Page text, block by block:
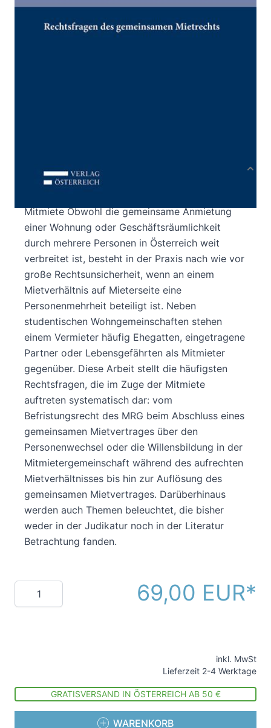
Verlag: Österreich 21.08.2017
Buch 312 Seiten
Produktbeschreibung
Mitmiete Obwohl die gemeinsame Anmietung
einer Wohnung oder Geschäftsräumlichkeit
durch mehrere Personen in Österreich weit
verbreitet ist, besteht in der Praxis nach wie vor
große Rechtsunsicherheit, wenn an einem
Mietverhältnis auf Mieterseite eine
Personenmehrheit beteiligt ist. Neben
studentischen Wohngemeinschaften stehen
einem Vermieter häufig Ehegatten, eingetragene
Partner oder Lebensgefährten als Mitmieter
gegenüber. Diese Arbeit stellt die häufigsten
Rechtsfragen, die im Zuge der Mitmiete
auftreten systematisch dar: vom
Befristungsrecht des MRG beim Abschluss eines
gemeinsamen Mietvertrages über den
Personenwechsel oder die Willensbildung in der
Mitmietergemeinschaft während des aufrechten
Mietverhältnisses bis hin zur Auflösung des
gemeinsamen Mietvertrages. Darüberhinaus
werden auch Themen beleuchtet, die bisher
weder in der Judikatur noch in der Literatur
Betrachtung fanden.
Menge 69,00 EUR
inkl. MwSt
Lieferzeit 2-4 Werktage
GRATISVERSAND IN ÖSTERREICH AB 50 €
WARENKORB